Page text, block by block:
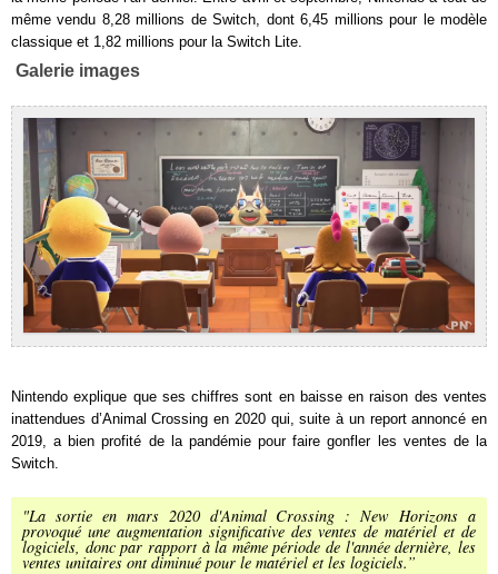
même vendu 8,28 millions de Switch, dont 6,45 millions pour le modèle
classique et 1,82 millions pour la Switch Lite.
Galerie images
Nintendo explique que ses chiffres sont en baisse en raison des ventes
inattendues d’Animal Crossing en 2020 qui, suite à un report annoncé en
2019, a bien profité de la pandémie pour faire gonfler les ventes de la
Switch.
"La sortie en mars 2020 d'Animal Crossing : New Horizons a
provoqué une augmentation significative des ventes de matériel et de
logiciels, donc par rapport à la même période de l'année dernière, les
ventes unitaires ont diminué pour le matériel et les logiciels.”